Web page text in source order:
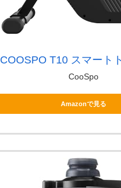
COOSPO T10 スマート
CooSpo
Amazonで見る